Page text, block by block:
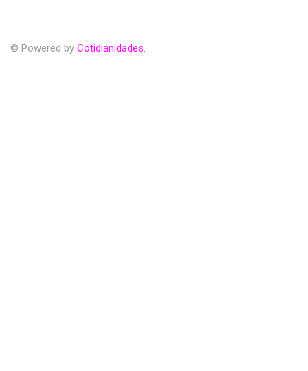
© Powered by Cotidianidades.